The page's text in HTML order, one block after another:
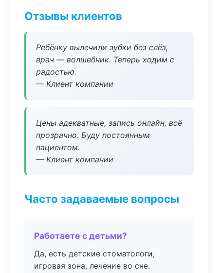
Отзывы клиентов
Ребёнку вылечили зубки без слёз,
врач — волшебник. Теперь ходим с
радостью.
— Клиент компании
Цены адекватные, запись онлайн, всё
прозрачно. Буду постоянным
пациентом.
— Клиент компании
Часто задаваемые вопросы
Работаете с детьми?
Да, есть детские стоматологи,
игровая зона, лечение во сне.